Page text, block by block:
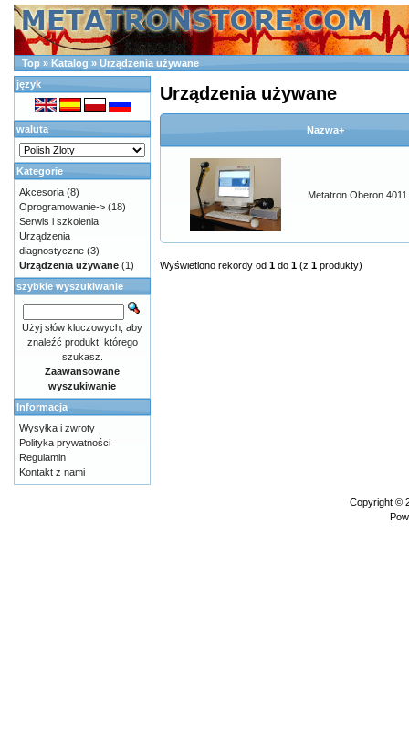
Top » Katalog » Urządzenia używane
Urządzenia używane
Nazwa+
Metatron Oberon 4011
Wyświetlono rekordy od 1 do 1 (z 1 produkty)
język
waluta
Kategorie
Akcesoria (8)
Oprogramowanie-> (18)
Serwis i szkolenia
Urządzenia
diagnostyczne (3)
Urządzenia używane (1)
szybkie wyszukiwanie
Użyj słów kluczowych, aby
znaleźć produkt, którego
szukasz.
Zaawansowane
wyszukiwanie
Informacja
Wysyłka i zwroty
Polityka prywatności
Regulamin
Kontakt z nami
Copyright ©